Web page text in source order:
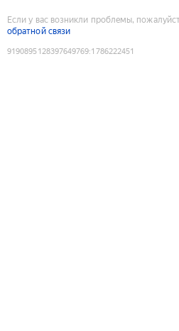
Если у вас возникли проблемы,
обратной связи
9190895128397649769:1786222451